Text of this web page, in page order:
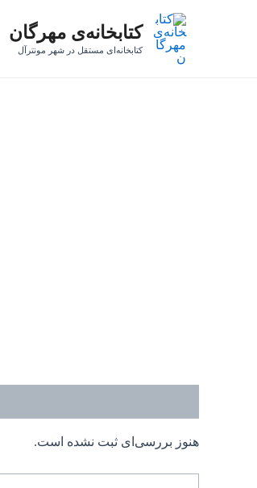
کتابخانه‌ی مهرگان
کتابخانه‌ای مستقل در شهر مونترآل
هنوز بررسی‌ای ثبت نشده است.